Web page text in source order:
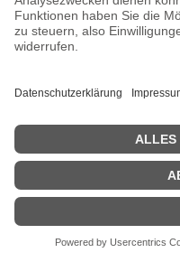
Lenovo Foundation
Support -
Arbeitszeit und
(12 x 10 TB NLSAS
Lenovo Foundation Service